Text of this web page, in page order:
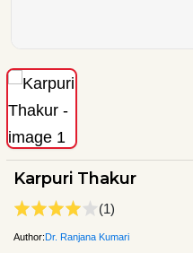
Karpuri Thakur
(1)
Author:Dr. Ranjana Kumari